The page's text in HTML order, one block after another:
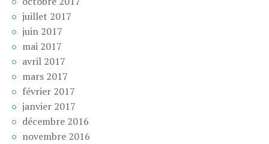
juillet 2017
juin 2017
mai 2017
avril 2017
mars 2017
février 2017
janvier 2017
décembre 2016
novembre 2016